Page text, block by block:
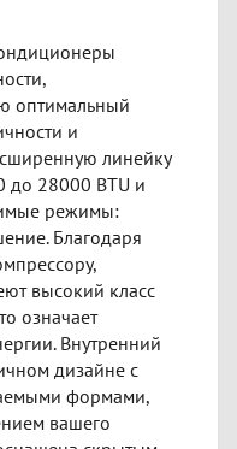
оптимальный
и
линейку
до 28000 BTU и
режимы:
Благодаря
высокий класс
означает
Внутренний
дизайне с
формами,
вашего